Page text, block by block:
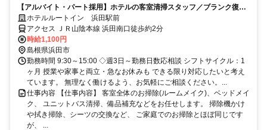
【アルバイト・パート採用】ホテルの客室清掃スタッフ／ブランク復
帰・未経験歓迎！主婦(夫)さん活躍中
ホテルルートイン 浜田駅前
アクセス ＪＲ山陰本線 浜田南口徒歩約2分
時給1,100円
島根県浜田市
勤務時間 9:30～15:00 ◇週3日～勤務日数応相談 シフトサイクル：1
ヶ月 授業や家事と両立・急なお休みも できる限り対応したいと考え
ています。 無理なく働けるよう、お気軽にご相談ください。...
仕事内容 【仕事内容】 客室全体のお掃除(ルームメイク)、ベッドメイ
ク、 ユニットバス清掃、備品補充などをお任せします。 掃除機かけ
や拭き掃除、シーツの交換など、 ご家庭でのお掃除とほぼ同じです
が、 ...